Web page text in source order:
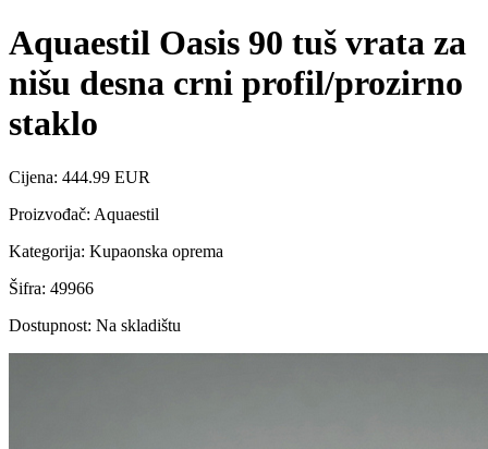
Aquaestil Oasis 90 tuš vrata za
nišu desna crni profil/prozirno
staklo
Cijena: 444.99 EUR
Proizvođač: Aquaestil
Kategorija: Kupaonska oprema
Šifra: 49966
Dostupnost: Na skladištu